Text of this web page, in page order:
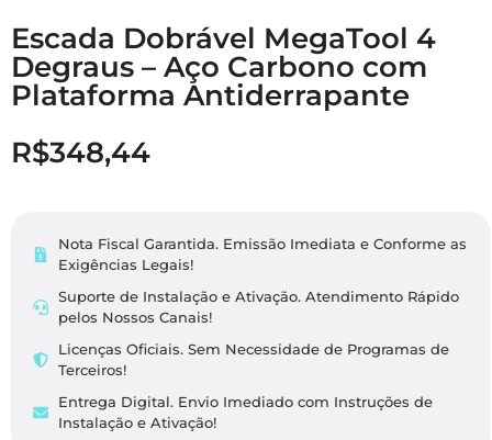
Escada Dobrável MegaTool 4
Degraus – Aço Carbono com
Plataforma Antiderrapante
R$348,44
Nota Fiscal Garantida. Emissão Imediata e Conforme as
Exigências Legais​!
Suporte de Instalação e Ativação. Atendimento Rápido
pelos Nossos Canais!
Licenças Oficiais. Sem Necessidade de Programas de
Terceiros!
Entrega Digital. Envio Imediado com Instruções de
Instalação e Ativação!